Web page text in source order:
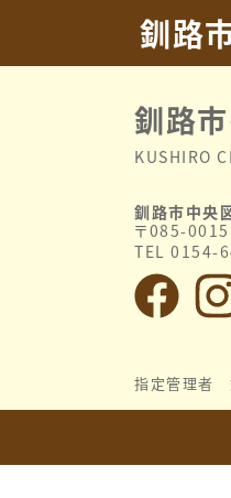
釧路
2022.03.18
釧路
KUSHIRO
釧路市中央
〒085-
TEL 0154-
指定管理者